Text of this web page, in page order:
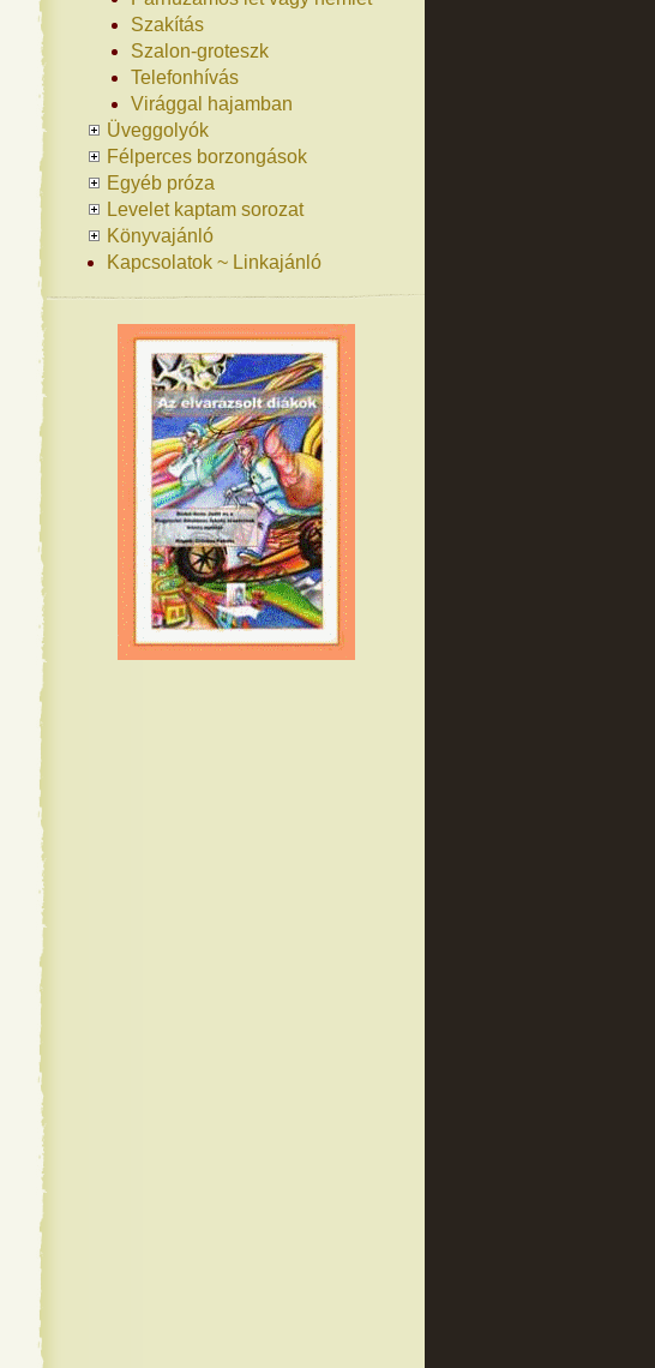
Szakítás
Szalon-groteszk
Telefonhívás
Virággal hajamban
Üveggolyók
Félperces borzongások
Egyéb próza
Levelet kaptam sorozat
Könyvajánló
Kapcsolatok ~ Linkajánló